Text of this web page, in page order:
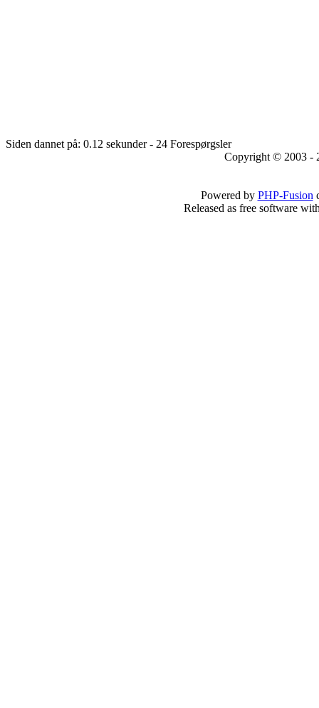
Siden dannet på: 0.12 sekunder - 24 Forespørgsler
Copyright © 2003 -
Powered by PHP-Fusion
Released as free software